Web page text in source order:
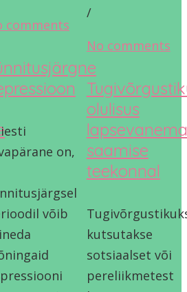
comments
on,
võib
/
No comments
olulisus
saamise
teekonnal
kutsutakse
sotsiaalset või
pereliikmetest